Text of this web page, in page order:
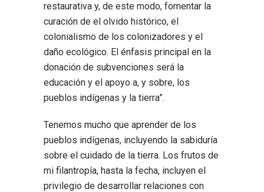
restaurativa y, de este modo, fomentar la
curación de el olvido histórico, el
colonialismo de los colonizadores y el
daño ecológico. El énfasis principal en la
donación de subvenciones será la
educación y el apoyo a, y sobre, los
pueblos indígenas y la tierra”.
Tenemos mucho que aprender de los
pueblos indígenas, incluyendo la sabiduría
sobre el cuidado de la tierra. Los frutos de
mi filantropía, hasta la fecha, incluyen el
privilegio de desarrollar relaciones con